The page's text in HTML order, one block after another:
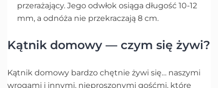
przerażający. Jego odwłok osiąga długość 10-12
mm, a odnóża nie przekraczają 8 cm.
Kątnik domowy — czym się żywi?
Kątnik domowy bardzo chętnie żywi się… naszymi
wrogami i innymi, nieproszonymi gośćmi, które